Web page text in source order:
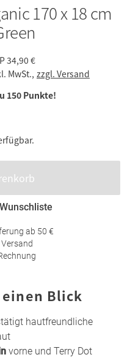
170 x 18 cm
34,90 €
MwSt., zzgl. Versand
150 Punkte!
ab 50 €
Blick
hautfreundliche
vorne und Terry Dot